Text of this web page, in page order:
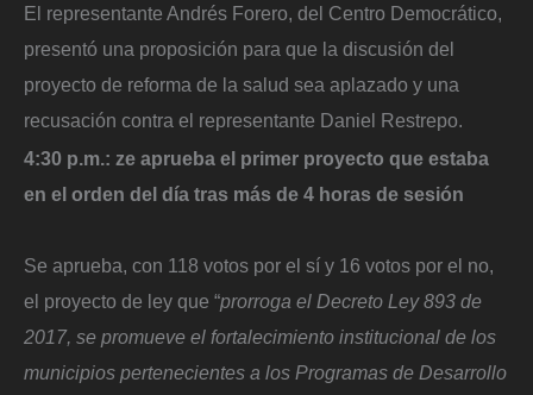
El representante Andrés Forero, del Centro Democrático,
presentó una proposición para que la discusión del
proyecto de reforma de la salud sea aplazado y una
recusación contra el representante Daniel Restrepo.
4:30 p.m.: ze aprueba el primer proyecto que estaba
en el orden del día tras más de 4 horas de sesión
Se aprueba, con 118 votos por el sí y 16 votos por el no,
el proyecto de ley que “prorroga el Decreto Ley 893 de
2017, se promueve el fortalecimiento institucional de los
municipios pertenecientes a los Programas de Desarrollo